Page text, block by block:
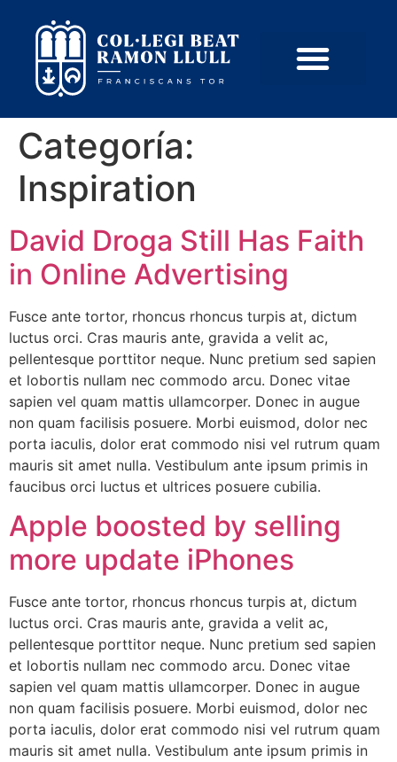
Categoría:
Inspiration
David Droga Still Has Faith
in Online Advertising
Fusce ante tortor, rhoncus rhoncus turpis at, dictum
luctus orci. Cras mauris ante, gravida a velit ac,
pellentesque porttitor neque. Nunc pretium sed sapien
et lobortis nullam nec commodo arcu. Donec vitae
sapien vel quam mattis ullamcorper. Donec in augue
non quam facilisis posuere. Morbi euismod, dolor nec
porta iaculis, dolor erat commodo nisi vel rutrum quam
mauris sit amet nulla. Vestibulum ante ipsum primis in
faucibus orci luctus et ultrices posuere cubilia.
Apple boosted by selling
more update iPhones
Fusce ante tortor, rhoncus rhoncus turpis at, dictum
luctus orci. Cras mauris ante, gravida a velit ac,
pellentesque porttitor neque. Nunc pretium sed sapien
et lobortis nullam nec commodo arcu. Donec vitae
sapien vel quam mattis ullamcorper. Donec in augue
non quam facilisis posuere. Morbi euismod, dolor nec
porta iaculis, dolor erat commodo nisi vel rutrum quam
mauris sit amet nulla. Vestibulum ante ipsum primis in